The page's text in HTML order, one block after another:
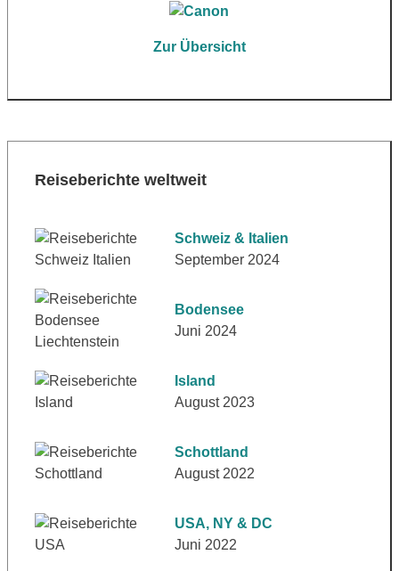
Zur Übersicht
Reiseberichte weltweit
Schweiz & Italien
September 2024
Bodensee
Juni 2024
Island
August 2023
Schottland
August 2022
USA, NY & DC
Juni 2022